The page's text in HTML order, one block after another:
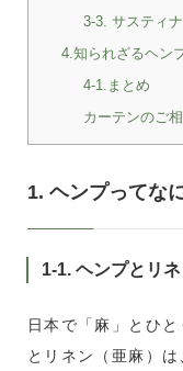
3-3. サスティ
4.知られざるヘン
4-1.まとめ
カーテンのご
1. ヘンプってな
1-1. ヘンプとリ
日本で「麻」とひ
とリネン（亜麻）